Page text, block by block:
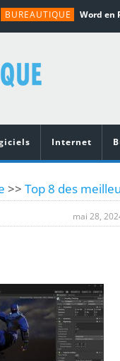
BUREAUTIQUE
TUTORIALS
MATÉRIEL
Internet
>> Top 8 des
mai 28,